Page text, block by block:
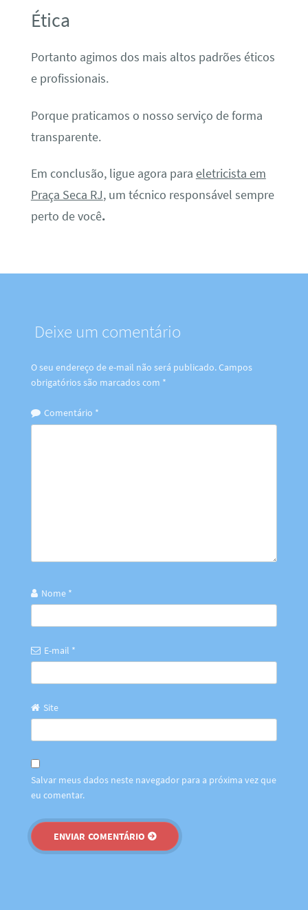
Ética
Portanto agimos dos mais altos padrões éticos
e profissionais.
Porque praticamos o nosso serviço de forma
transparente.
Em conclusão, ligue agora para eletricista em
Praça Seca RJ, um técnico responsável sempre
perto de você.
Deixe um comentário
O seu endereço de e-mail não será publicado.Campos
obrigatórios são marcados com *
Comentário *
Nome *
E-mail *
Site
Salvar meus dados neste navegador para a próxima vez que
eu comentar.